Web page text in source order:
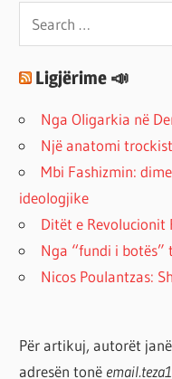
Ligjërime 📣
Nga Oligarkia në
Një anatomi
Mbi Fashizmin:
ideologjike
Ditët e Revolucionit
Nga “fundi i botës”
Nicos Poulantzas:
Për artikuj, autorët
adresën tonë